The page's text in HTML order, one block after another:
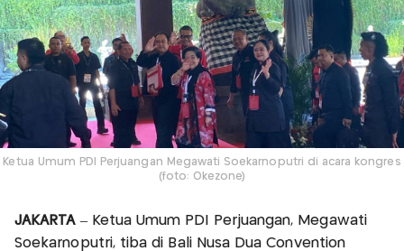
Ketua Umum PDI Perjuangan Megawati Soekarnoputri di acara kongres
(foto: Okezone)
JAKARTA– Ketua Umum PDI Perjuangan, Megawati
Soekarnoputri, tiba di Bali Nusa Dua Convention